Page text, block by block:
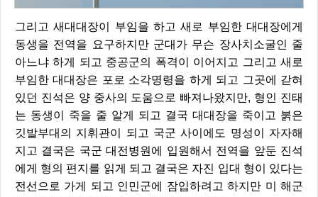
그리고 새대대장이 부임을 하고 새로 부임한 대대장에게
동생을 전역을 요구하지만 군대가 무슨 장사치소굴인 줄
아느냐 하게 되고 중공군의 폭격이 이어지고 그리고 새로
부임한 대대장은 포로 소각명령을 하게 되고 그곳에 갇혀
있던 진석은 양 중사의 도움으로 빠져나왔지만, 형인 진태
는 동생이 죽을 줄 알게 되고 결국 대대장을 죽이고 붉은
깃발부대의 지휘관이 되고 국군 사이에도 명성이 자자해
지고 결국은 국군 대전병원에 입원해서 전역을 앞둔 진석
에게 형의 편지를 읽게 되고 결국은 자진 입대 형이 있다는
전선으로 가게 되고 인민군에 잠입하려고 하지만 미 해군